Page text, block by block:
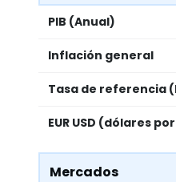
PIB (Anual)
Inflación general
Tasa de referencia
EUR USD (dólares
Mercados